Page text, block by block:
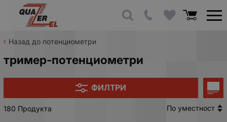
Назад до потенциометри
тример-потенциометри
ФИЛТРИ
180 Продукта По уместност